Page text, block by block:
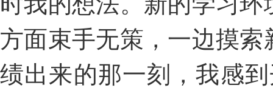
方面束手无策，一边摸
绩出来的那一刻，我感